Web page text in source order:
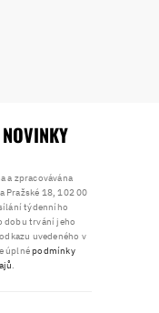
a zpracovávána
Pražské 18, 102 00
týdenního
dobu trvání jeho
uvedeného v
úplnépodmínky